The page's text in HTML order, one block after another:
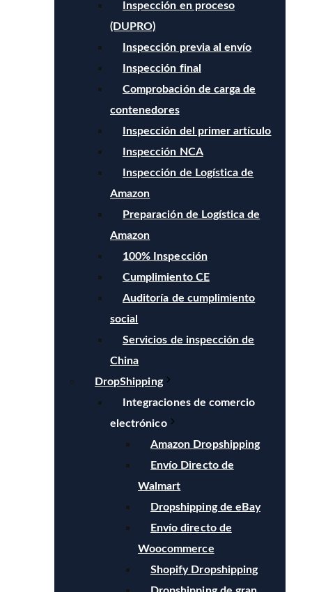
Inspección en proceso
(DUPRO)
Inspección previa al envío
Inspección final
Comprobación de carga de
contenedores
Inspección del primer artículo
Inspección NCA
Inspección de Logística de
Amazon
Preparación de Logística de
Amazon
100% Inspección
Cumplimiento CE
Auditoría de cumplimiento
social
Servicios de inspección de
China
DropShipping
Integraciones de comercio
electrónico
Amazon Dropshipping
Envío Directo de
Walmart
Dropshipping de eBay
Envío directo de
Woocommerce
Shopify Dropshipping